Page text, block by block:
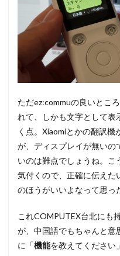
ただez:commuの良いとこ
れて、しかも文字として表
く点。Xiaomiとかの翻訳
が、ディスプレイが無いの
いのは難点でしょうね。こ
気付くので、正確に伝えた
のほうがいいよなって思っ
これCOMPUTEX台北にも
が、中国語でもちゃんと意
に「機能を教えてください